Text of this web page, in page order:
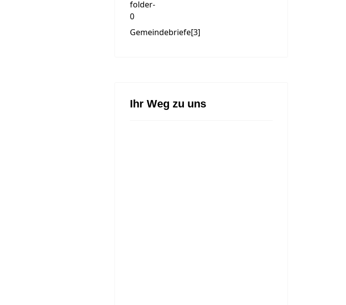
Gemeindebriefe[3]
Ihr Weg zu uns